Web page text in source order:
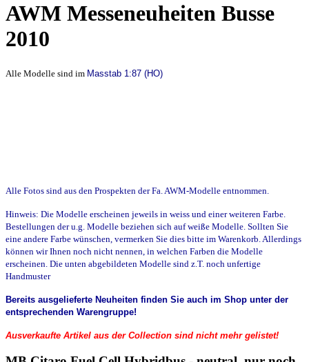
AWM Messeneuheiten Busse
2010
Alle Modelle sind im Masstab 1:87 (HO)
Alle Fotos sind aus den Prospekten der Fa. AWM-Modelle entnommen.
Hinweis: Die Modelle erscheinen jeweils in weiss und einer weiteren Farbe.
Bestellungen der u.g. Modelle beziehen sich auf weiße Modelle. Sollten Sie
eine andere Farbe wünschen, vermerken Sie dies bitte im Warenkorb. Allerdings
können wir Ihnen noch nicht nennen, in welchen Farben die Modelle
erscheinen. Die unten abgebildeten Modelle sind z.T. noch unfertige
Handmuster
Bereits ausgelieferte Neuheiten finden Sie auch im Shop unter der
entsprechenden Warengruppe!
Ausverkaufte Artikel aus der Collection sind nicht mehr gelistet!